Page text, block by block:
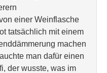
einer Weinflasche
tatsächlich mit einem
machen
man dafür einen
der wusste, was im